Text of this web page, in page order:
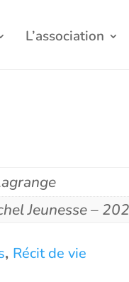
L’association
Jeunesse –
, Récit de vie